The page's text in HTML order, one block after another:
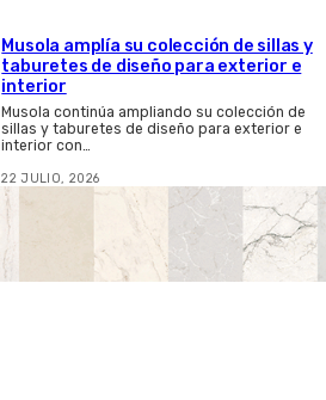
Musola amplía su colección de sillas y
taburetes de diseño para exterior e
interior
Musola continúa ampliando su colección de
sillas y taburetes de diseño para exterior e
interior con…
22 JULIO, 2026